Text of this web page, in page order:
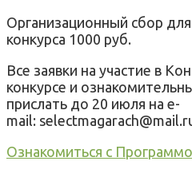
Организационный сбор для
конкурса 1000 руб.
Все заявки на участие в
конкурсе и
прислать до 20 июля на e-
mail:
Ознакомиться с